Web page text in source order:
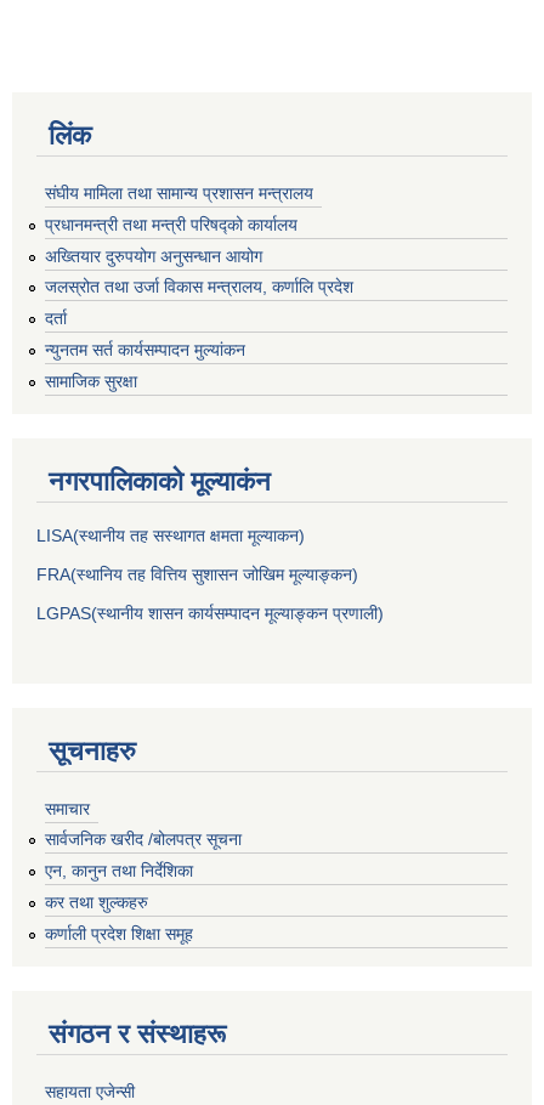
लिंक
संघीय मामिला तथा सामान्य प्रशासन मन्त्रालय
प्रधानमन्त्री तथा मन्त्री परिषद्को कार्यालय
अख्तियार दुरुपयोग अनुसन्धान आयोग
जलस्रोत तथा उर्जा विकास मन्त्रालय, कर्णालि प्रदेश
दर्ता
न्युनतम सर्त कार्यसम्पादन मुल्यांकन
सामाजिक सुरक्षा
नगरपालिकाकाे मूल्याकंन
LISA(स्थानीय तह सस्थागत क्षमता मूल्याक‌न)
FRA(स्थानिय तह वित्तिय सुशासन जोखिम मूल्याङ्कन)
LGPAS(स्थानीय शासन कार्यसम्पादन मूल्याङ्कन प्रणाली)
सूचनाहरु
समाचार
सार्वजनिक खरीद /बोलपत्र सूचना
एन, कानुन तथा निर्देशिका
कर तथा शुल्कहरु
कर्णाली प्रदेश शिक्षा समूह
संगठन र संस्थाहरू
सहायता एजेन्सी